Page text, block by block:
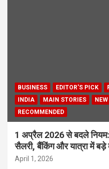
BUSINESS EDITOR'S PICK
INDIA
MAIN STORIES
RECOMMENDED
1 अप्रैल 2026 से बदले नियम:
सैलरी, बैंकिंग और यात्रा में बड़े
April 1, 2026